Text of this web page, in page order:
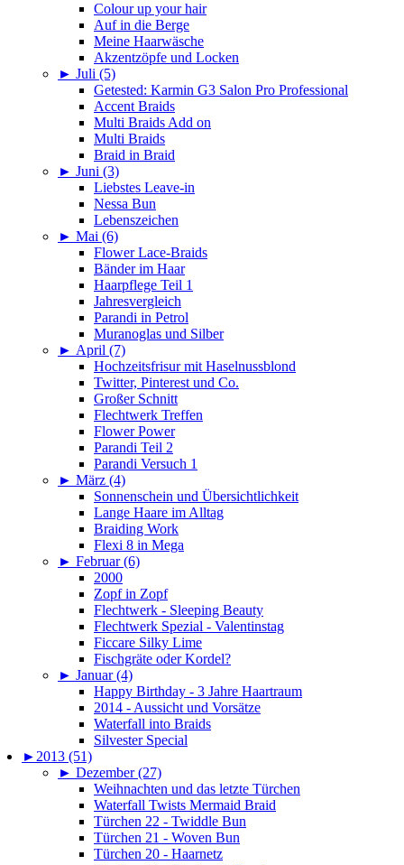
Colour up your hair
Auf in die Berge
Meine Haarwäsche
Akzentzöpfe und Locken
► Juli (5)
Getested: Karmin G3 Salon Pro Professional
Accent Braids
Multi Braids Add on
Multi Braids
Braid in Braid
► Juni (3)
Liebstes Leave-in
Nessa Bun
Lebenszeichen
► Mai (6)
Flower Lace-Braids
Bänder im Haar
Haarpflege Teil 1
Jahresvergleich
Parandi in Petrol
Muranoglas und Silber
► April (7)
Hochzeitsfrisur mit Haselnussblond
Twitter, Pinterest und Co.
Großer Schnitt
Flechtwerk Treffen
Flower Power
Parandi Teil 2
Parandi Versuch 1
► März (4)
Sonnenschein und Übersichtlichkeit
Lange Haare im Alltag
Braiding Work
Flexi 8 in Mega
► Februar (6)
2000
Zopf in Zopf
Flechtwerk - Sleeping Beauty
Flechtwerk Spezial - Valentinstag
Ficcare Silky Lime
Fischgräte oder Kordel?
► Januar (4)
Happy Birthday - 3 Jahre Haartraum
2014 - Aussicht und Vorsätze
Waterfall into Braids
Silvester Special
► 2013 (51)
► Dezember (27)
Weihnachten und das letzte Türchen
Waterfall Twists Mermaid Braid
Türchen 22 - Twiddle Bun
Türchen 21 - Woven Bun
Türchen 20 - Haarnetz